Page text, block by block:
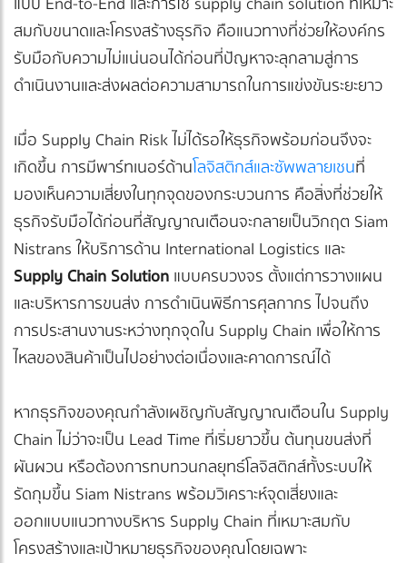
สมกับขนาดและโครงสร้างธุรกิจ คือแนวทางที่ช่วยให้องค์กร
รับมือกับความไม่แน่นอนได้ก่อนที่ปัญหาจะลุกลามสู่การ
ดำเนินงานและส่งผลต่อความสามารถในการแข่งขันระยะยาว
เมื่อ Supply Chain Risk ไม่ได้รอให้ธุรกิจพร้อมก่อนจึงจะ
เกิดขึ้น การมีพาร์ทเนอร์ด้านโลจิสติกส์และซัพพลายเชนที่
มองเห็นความเสี่ยงในทุกจุดของกระบวนการ คือสิ่งที่ช่วยให้
ธุรกิจรับมือได้ก่อนที่สัญญาณเตือนจะกลายเป็นวิกฤต Siam
Nistrans ให้บริการด้าน International Logistics และ
Supply Chain Solution แบบครบวงจร ตั้งแต่การวางแผน
และบริหารการขนส่ง การดำเนินพิธีการศุลกากร ไปจนถึง
การประสานงานระหว่างทุกจุดใน Supply Chain เพื่อให้การ
ไหลของสินค้าเป็นไปอย่างต่อเนื่องและคาดการณ์ได้
หากธุรกิจของคุณกำลังเผชิญกับสัญญาณเตือนใน Supply
Chain ไม่ว่าจะเป็น Lead Time ที่เริ่มยาวขึ้น ต้นทุนขนส่งที่
ผันผวน หรือต้องการทบทวนกลยุทธ์โลจิสติกส์ทั้งระบบให้
รัดกุมขึ้น Siam Nistrans พร้อมวิเคราะห์จุดเสี่ยงและ
ออกแบบแนวทางบริหาร Supply Chain ที่เหมาะสมกับ
โครงสร้างและเป้าหมายธุรกิจของคุณโดยเฉพาะ